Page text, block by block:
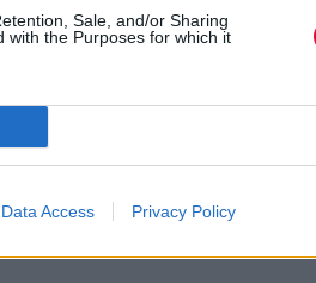
Sale, and/or Sharing
with the Purposes for which it
Data Access Privacy Policy
την εμφάνισή τους